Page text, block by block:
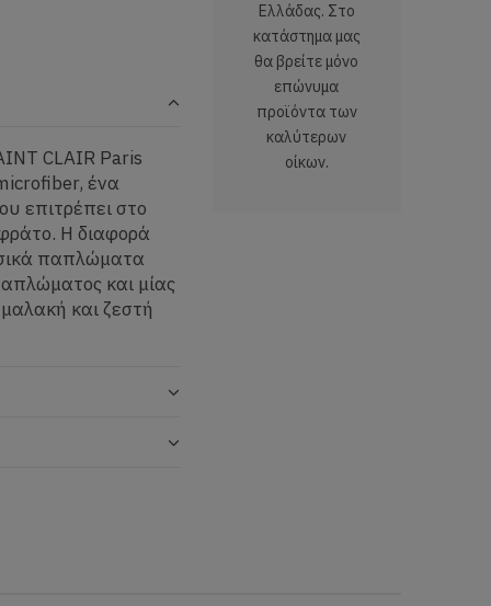
CLAIR Paris
ένα
επιτρέπει στο
Η διαφορά
παπλώματα
και μίας
και ζεστή
Ελλάδας. Στο
κατάστημα μας
θα βρείτε μόνο
επώνυμα
προϊόντα των
καλύτερων
οίκων.